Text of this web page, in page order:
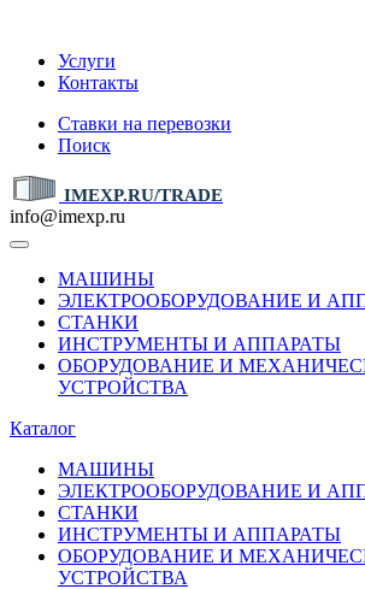
Услуги
Контакты
Ставки на перевозки
Поиск
IMEXP.RU/TRADE
info@imexp.ru
МАШИНЫ
ЭЛЕКТРООБОРУДОВАНИЕ И
СТАНКИ
ИНСТРУМЕНТЫ И АППАРАТЫ
ОБОРУДОВАНИЕ И
УСТРОЙСТВА
Каталог
МАШИНЫ
ЭЛЕКТРООБОРУДОВАНИЕ И
СТАНКИ
ИНСТРУМЕНТЫ И АППАРАТЫ
ОБОРУДОВАНИЕ И
УСТРОЙСТВА